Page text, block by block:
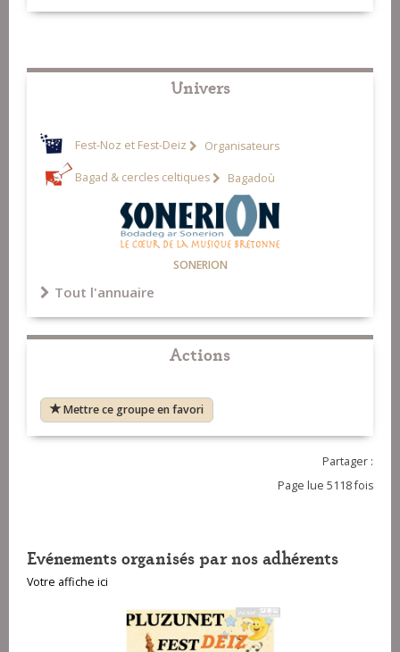
Univers
Fest-Noz et Fest-Deiz Organisateurs
Bagad & cercles celtiques Bagadoù
SONERION
Tout l'annuaire
Actions
Mettre ce groupe en favori
Partager :
Page lue 5118 fois
Evénements organisés par nos adhérents
Votre affiche ici